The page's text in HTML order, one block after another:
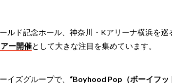
ルド記念ホール、神奈川・Kアリーナ横浜を巡
ー開催として大きな注目を集めています。
イズグループで、 “Boyhood Pop（ボーイフッ